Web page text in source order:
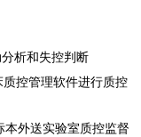
分析和失控判断
质控管理软件进行质控
本外送实验室质控监督